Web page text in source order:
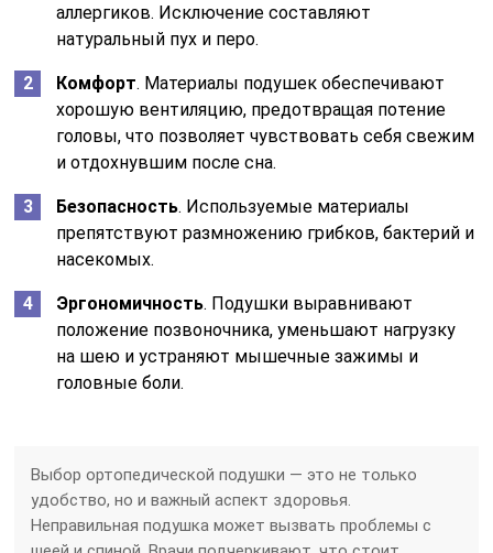
аллергиков. Исключение составляют
натуральный пух и перо.
Комфорт. Материалы подушек обеспечивают
хорошую вентиляцию, предотвращая потение
головы, что позволяет чувствовать себя свежим
и отдохнувшим после сна.
Безопасность. Используемые материалы
препятствуют размножению грибков, бактерий и
насекомых.
Эргономичность. Подушки выравнивают
положение позвоночника, уменьшают нагрузку
на шею и устраняют мышечные зажимы и
головные боли.
Выбор ортопедической подушки — это не только
удобство, но и важный аспект здоровья.
Неправильная подушка может вызвать проблемы с